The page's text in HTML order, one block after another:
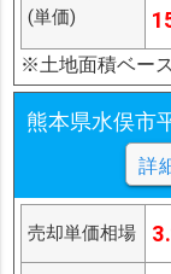
(単価)
※土地面積ベース
熊本県水俣市
詳
売却単価相場